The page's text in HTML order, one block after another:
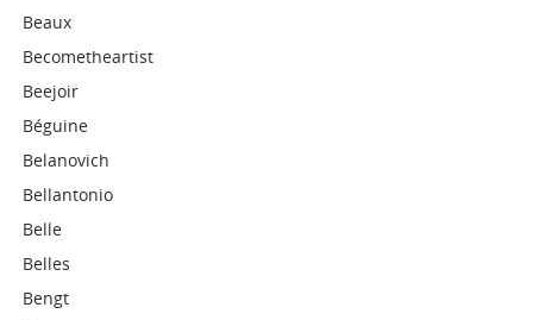
Beaux
Becometheartist
Beejoir
Béguine
Belanovich
Bellantonio
Belle
Belles
Bengt